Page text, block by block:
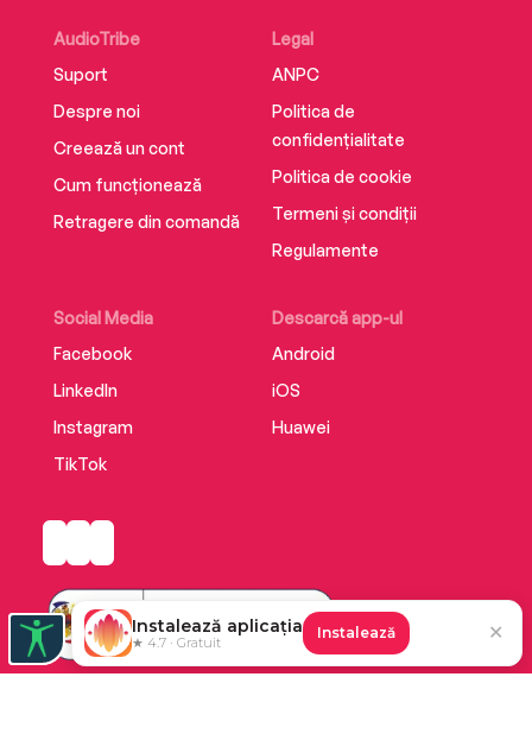
AudioTribe
Suport
Despre noi
Creează un cont
Cum funcționează
Retragere din comandă
Social Media
Facebook
LinkedIn
Instagram
TikTok
Descarcă app-ul
Android
iOS
Huawei
Legal
ANPC
Politica de
confidențialitate
Politica de cookie
Termeni și condiții
Regulamente
Instalează aplicația
★ 4.7 · Gratuit
Instalează ✕